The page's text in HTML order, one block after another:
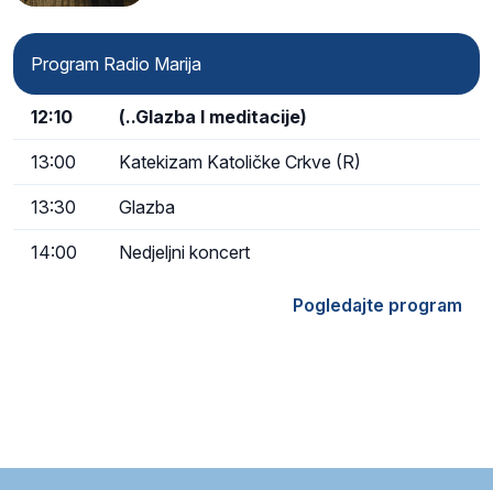
Program Radio Marija
12:10 (..Glazba I meditacije)
13:00 Katekizam Katoličke Crkve (R)
13:30 Glazba
14:00 Nedjeljni koncert
Pogledajte program